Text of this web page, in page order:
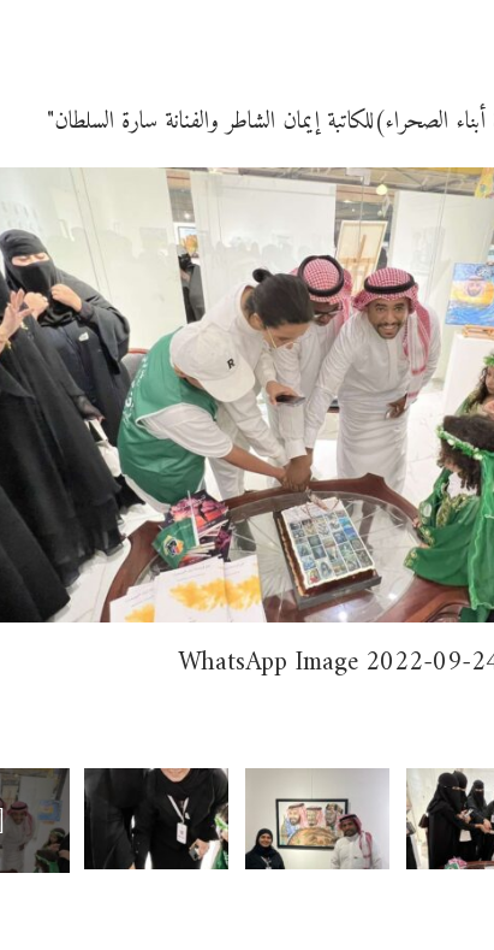
الصحراء)للكاتبة إيمان الشاطر والفنانة سارة السلطان"
WhatsApp Image 2022-09-